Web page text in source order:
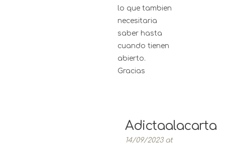
lo que tambien
necesitaria
saber hasta
cuando tienen
abierto.
Gracias
Adictaalacarta
14/09/2023 at